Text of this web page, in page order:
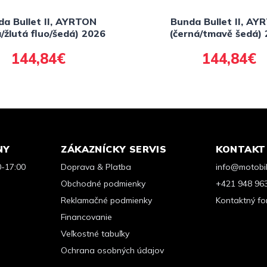
Bullet II, AYRTON
žlutá fluo/šedá) 2026
144,84€
Bunda Bullet II,
(černá/tmavě šedá)
144,84€
17:00
ZÁKAZNÍCKY SERVIS
Doprava & Platba
Obchodné podmienky
Reklamačné podmienky
Financovanie
Veľkostné tabuľky
Ochrana osobných údajov
KONTAKT
+421 948
Kontaktný